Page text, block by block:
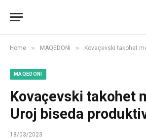
Home » MAQEDONI » ​Kovaçevski takohet me
MAQEDONI
​Kovaçevski takohet
Uroj biseda
18/03/2023